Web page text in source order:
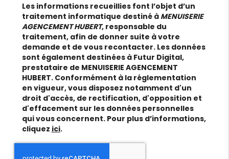
Les informations recueillies font l’objet d’un
traitement informatique destiné àMENUISERIE
AGENCEMENT HUBERT, responsable du
traitement, afin de donner suite à votre
demande et de vous recontacter. Les données
sont également destinées à Futur Digital,
prestataire de MENUISERIE AGENCEMENT
HUBERT. Conformément à la réglementation
en vigueur, vous disposez notamment d'un
droit d'accès, de rectification, d'opposition et
d'effacement sur les données personnelles
qui vous concernent. Pour plus d’informations,
cliquez ici.